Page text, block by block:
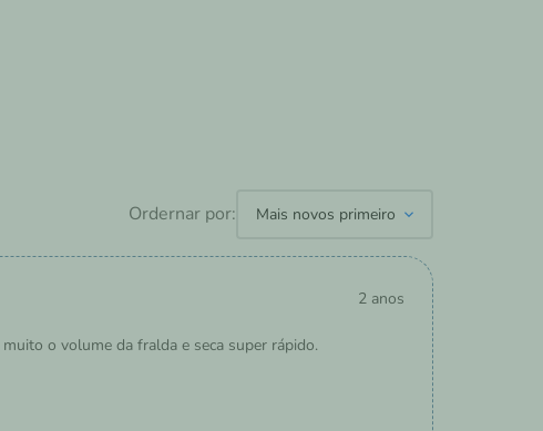
Ordernar por: Mais novos primeiro
2 anos
o volume da fralda e seca super rápido.